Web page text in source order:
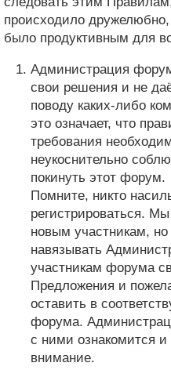
происходило
было продуктивным для
Администрация
свои решения и не
поводу каких-либо
это означает, что
требования
неукоснительно
покинуть этот форум.
Помните, никто
регистрироваться.
новым участникам,
навязывать
участникам форума
Предложения и
оставить в
форума.
с ними ознакомится и
внимание.